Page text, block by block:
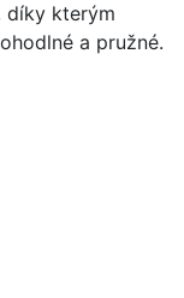
díky kterým
a pružné.